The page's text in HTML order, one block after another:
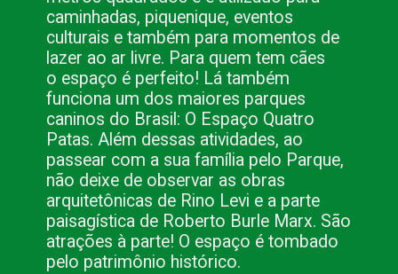
caminhadas, piquenique, eventos
culturais e também para momentos de
lazer ao ar livre. Para quem tem cães
o espaço é perfeito! Lá também
funciona um dos maiores parques
caninos do Brasil: O Espaço Quatro
Patas. Além dessas atividades, ao
passear com a sua família pelo Parque,
não deixe de observar as obras
arquitetônicas de Rino Levi e a parte
paisagística de Roberto Burle Marx. São
atrações à parte! O espaço é tombado
pelo patrimônio histórico.